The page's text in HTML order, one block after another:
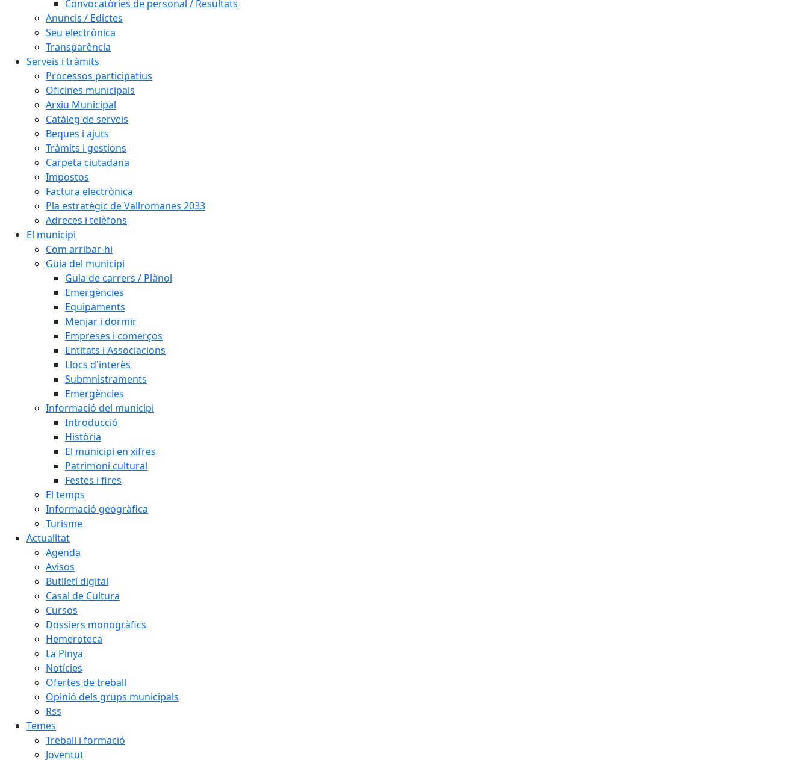
Convocatòries de personal / Resultats
Anuncis / Edictes
Seu electrònica
Transparència
Serveis i tràmits
Processos participatius
Oficines municipals
Arxiu Municipal
Catàleg de serveis
Beques i ajuts
Tràmits i gestions
Carpeta ciutadana
Impostos
Factura electrònica
Pla estratègic de Vallromanes 2033
Adreces i telèfons
El municipi
Com arribar-hi
Guia del municipi
Guia de carrers / Plànol
Emergències
Equipaments
Menjar i dormir
Empreses i comerços
Entitats i Associacions
Llocs d'interès
Submnistraments
Emergències
Informació del municipi
Introducció
Història
El municipi en xifres
Patrimoni cultural
Festes i fires
El temps
Informació geogràfica
Turisme
Actualitat
Agenda
Avisos
Butlletí digital
Casal de Cultura
Cursos
Dossiers monogràfics
Hemeroteca
La Pinya
Notícies
Ofertes de treball
Opinió dels grups municipals
Rss
Temes
Treball i formació
Joventut